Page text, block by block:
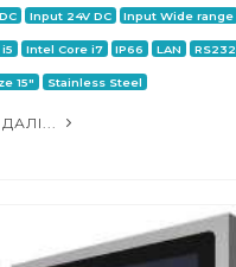
Input 24V DC Input Wide range
Intel Core i7 IP66 LAN RS232
15" Stainless Steel